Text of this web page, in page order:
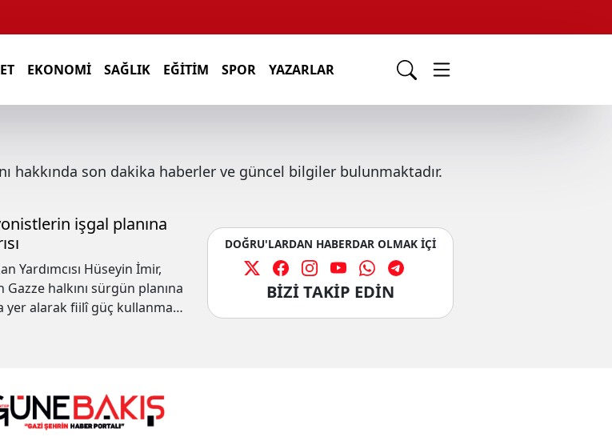
EKONOMI SAĞLIK EĞITIM SPOR YAZARLAR
hakkında son dakika haberler ve güncel bilgiler bulunmaktadır.
işgal planına
Yardımcısı Hüseyin İmir,
halkını sürgün planına
yer alarak fiilî güç kullanma
DOĞRU'LARDAN HABERDAR OLMAK İÇİ
BİZİ TAKİP EDİN